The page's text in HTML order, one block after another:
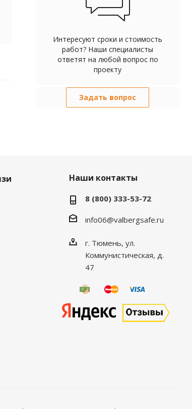
Интересуют сроки и стоимость
работ? Наши специалисты
ответят на любой вопрос по
проекту
Задать вопрос
Наши контакты
8 (800) 333-53-72
info06@valbergsafe.ru
г. Тюмень, ул.
Коммунистическая, д.
47